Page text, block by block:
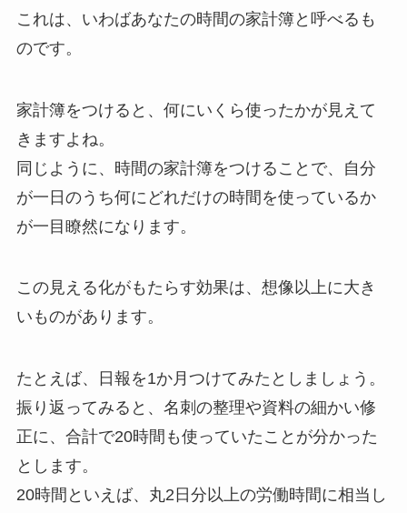
これは、いわばあなたの時間の家計簿と呼べるも
のです。
家計簿をつけると、何にいくら使ったかが見えて
きますよね。
同じように、時間の家計簿をつけることで、自分
が一日のうち何にどれだけの時間を使っているか
が一目瞭然になります。
この見える化がもたらす効果は、想像以上に大き
いものがあります。
たとえば、日報を1か月つけてみたとしましょう。
振り返ってみると、名刺の整理や資料の細かい修
正に、合計で20時間も使っていたことが分かった
とします。
20時間といえば、丸2日分以上の労働時間に相当し